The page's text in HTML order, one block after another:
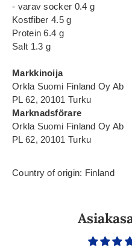
- varav socker 0.4 g
Kostfiber 4.5 g
Protein 6.4 g
Salt 1.3 g
Markkinoija
Orkla Suomi Finland Oy Ab
PL 62, 20101 Turku
Marknadsförare
Orkla Suomi Finland Oy Ab
PL 62, 20101 Turku
Country of origin: Finland